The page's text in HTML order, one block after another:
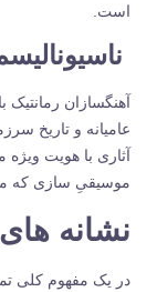
است.
آهنگسازان رمانتیک
عامیانه و تاریخ
آثاری با هویت ویژه
موسیقیِ سازی که
نشانه
در یک مفهوم کلی